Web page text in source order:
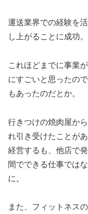
運送業界での経験を
し上がることに成功。
これほどまでに事業
にすごいと思ったの
もあったのだとか。
行きつけの焼肉屋か
れ引き受けたことが
経営するも、他店で
間でできる仕事では
に。
また、フィットネス